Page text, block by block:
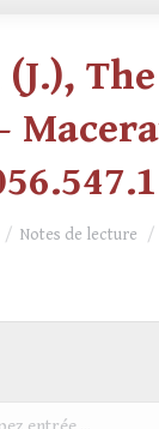
Notes de lecture